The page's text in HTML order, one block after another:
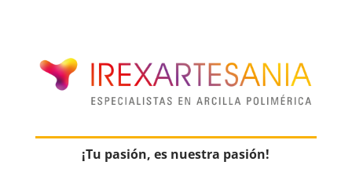
¡Tu pasión, es nuestra pasión!